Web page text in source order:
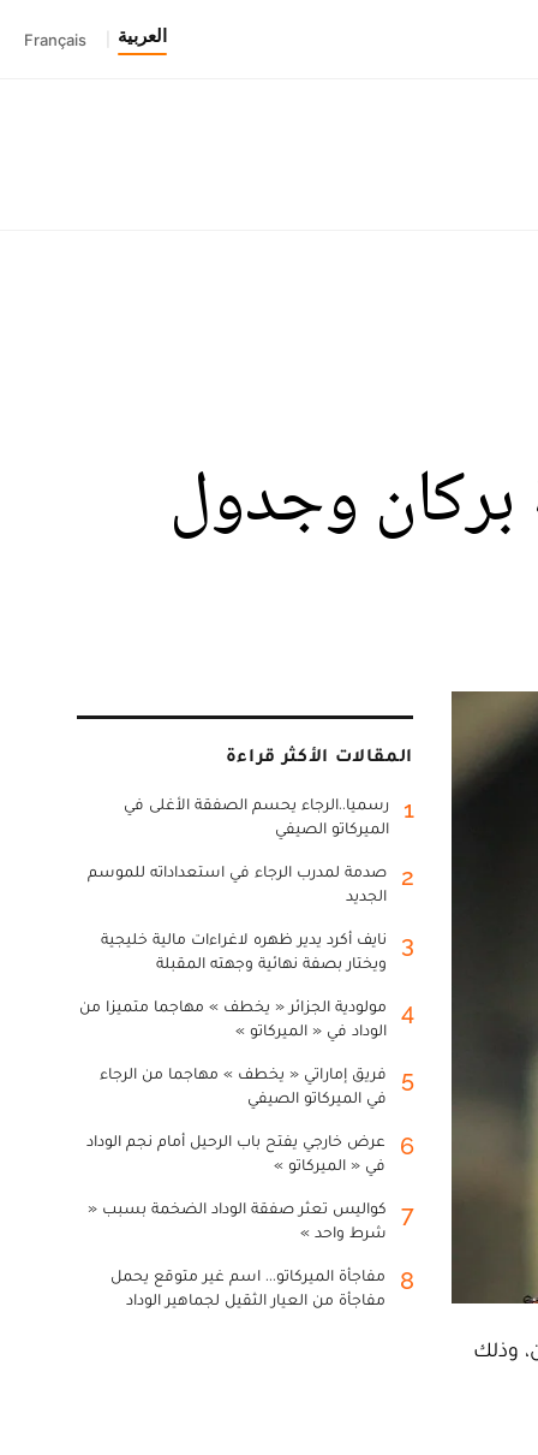
العربية Français
بركان وجدول
وذلك
المقالات الأكثر قراءة
1
رسميا..الرجاء يحسم الصفقة الأغلى في
الميركاتو الصيفي
2
صدمة لمدرب الرجاء في استعداداته للموسم
الجديد
3
نايف أكرد يدير ظهره لاغراءات مالية خليجية
ويختار بصفة نهائية وجهته المقبلة
4
مولودية الجزائر « يخطف » مهاجما متميزا من
الوداد في « الميركاتو »
5
فريق إماراتي « يخطف » مهاجما من الرجاء
في الميركاتو الصيفي
6
عرض خارجي يفتح باب الرحيل أمام نجم الوداد
في « الميركاتو »
7
كواليس تعثر صفقة الوداد الضخمة بسبب «
شرط واحد »
8
مفاجأة الميركاتو... اسم غير متوقع يحمل
مفاجأة من العيار الثقيل لجماهير الوداد